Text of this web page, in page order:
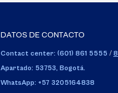
DATOS DE CONTACTO
Contact center: (601) 861 5555 /
Apartado: 53753, Bogotá.
WhatsApp: +57 3205164838